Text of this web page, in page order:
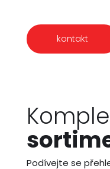
kontakt
Podívejte se